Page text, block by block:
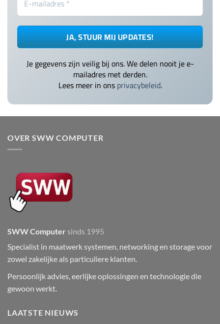
Je gegevens zijn veilig bij ons. We delen nooit je e-
mailadres met derden.
Lees meer in onsprivacybeleid.
OVER SWW COMPUTER
SWW Computer sinds 1995
Specialist in maatwerk systemen, networking en storage voor
zowel zakelijke als particuliere klanten.
Persoonlijk advies, eerlijke oplossingen en technologie die
gewoon werkt.
LAATSTE NIEUWS